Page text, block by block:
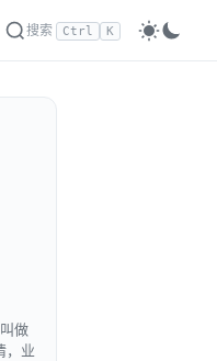
搜索 Ctrl K
做
，业